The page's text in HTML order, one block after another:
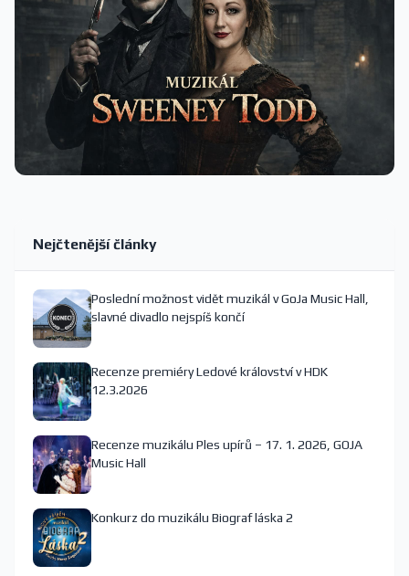
Nejčtenější články
Poslední možnost vidět muzikál v GoJa Music Hall,
slavné divadlo nejspíš končí
Recenze premiéry Ledové království v HDK
12.3.2026
Recenze muzikálu Ples upírů – 17. 1. 2026, GOJA
Music Hall
Konkurz do muzikálu Biograf láska 2